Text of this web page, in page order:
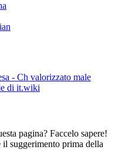
- Ch valorizzato male
di it.wiki
pagina? Faccelo sapere!
suggerimento prima della